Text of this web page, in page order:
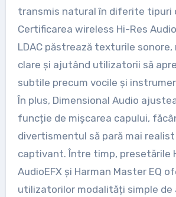
transmis natural în diferite tipuri
Certificarea wireless Hi-Res
LDAC păstrează texturile
clare și ajutând utilizatorii să
subtile precum vocile și
În plus, Dimensional Audio
funcție de mișcarea capului,
divertismentul să pară mai realist
captivant. Între timp, presetările
AudioEFX și Harman Master EQ
utilizatorilor modalități simple de